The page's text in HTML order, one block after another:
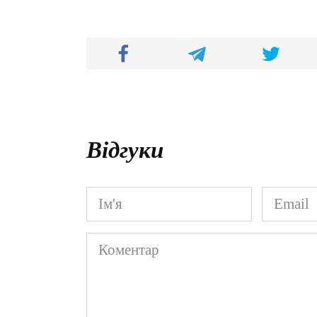
Відгуки
Ім'я
*
Email
*
Коментар